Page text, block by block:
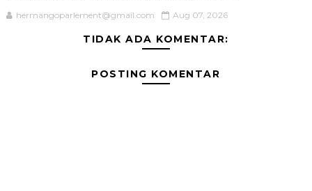
hermangoparlement@gmail.com Aug 07, 2026
TIDAK ADA KOMENTAR:
POSTING KOMENTAR